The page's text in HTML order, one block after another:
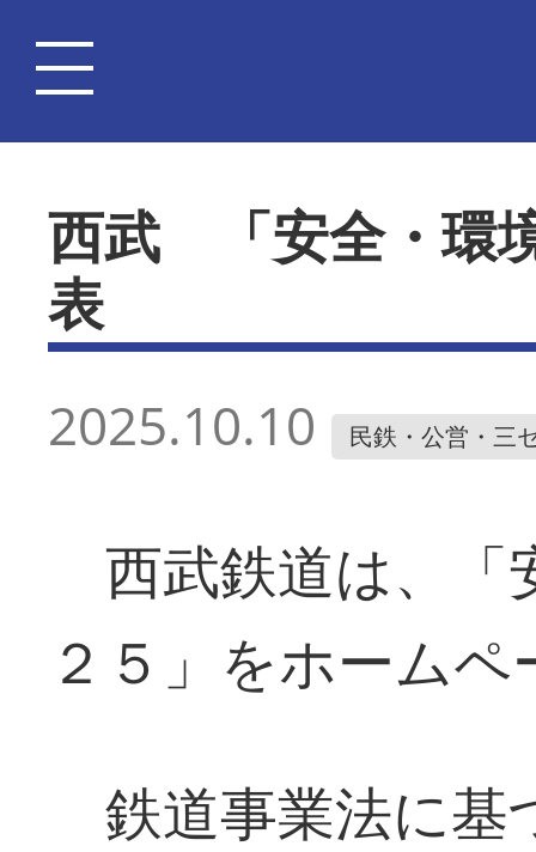
西武 「安全・環
表
2025.10.10 民鉄・公営・三
西武鉄道は、「
２５」をホーム
鉄道事業法に基